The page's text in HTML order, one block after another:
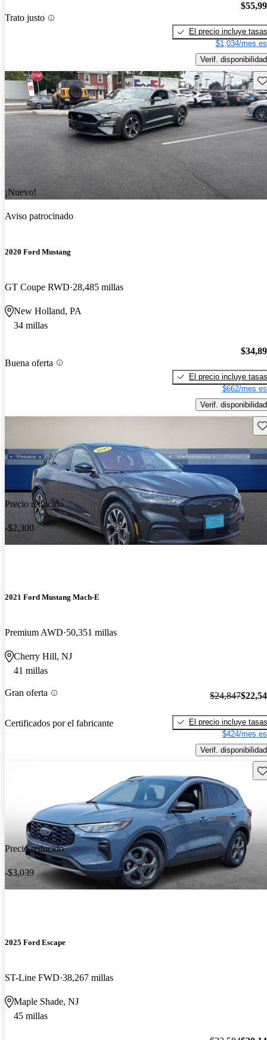
Trato justo
El precio incluye tasas
$1,034/mes
Verif. disponibilidad
¡Nuevo!
Aviso patrocinado
2020 Ford Mustang
GT Coupe RWD 28,485 millas
New Holland, PA
34 millas
Buena oferta
El precio incluye tasas
$662/mes
Verif. disponibilidad
Precio reducido
-$2,300
2021 Ford Mustang Mach-E
Premium AWD 50,351 millas
Cherry Hill, NJ
41 millas
Gran oferta
Certificados por el fabricante
$24,847
El precio incluye tasas
$424/mes
Verif. disponibilidad
Precio reducido
-$3,039
2025 Ford Escape
ST-Line FWD 38,267 millas
Maple Shade, NJ
45 millas